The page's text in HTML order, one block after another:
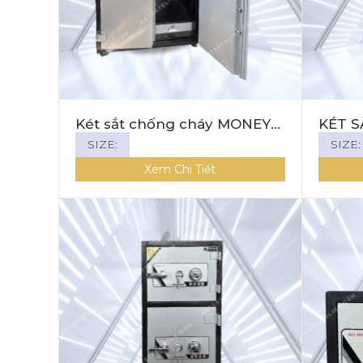
Két sắt chống cháy MONEY
SIZE:
Xem Chi Tiết
KÉT
CẢM
SIZE: